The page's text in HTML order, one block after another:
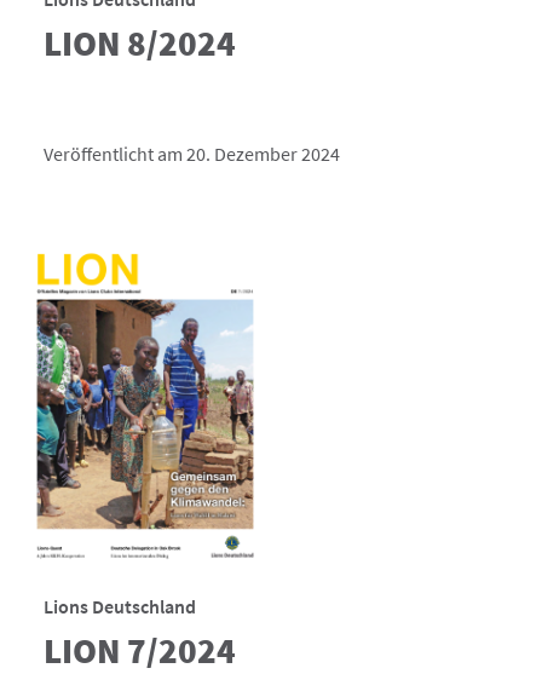
LION 8/2024
Veröffentlicht am 20. Dezember 2024
Lions Deutschland
LION 7/2024